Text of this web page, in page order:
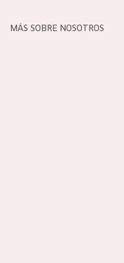
MÁS SOBRE NOSOTROS